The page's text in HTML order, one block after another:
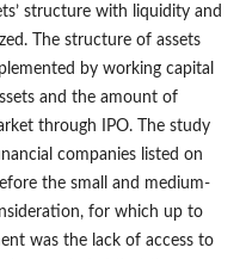
structure with liquidity and
The structure of assets
by working capital
and the amount of
through IPO. The study
companies listed on
the small and medium-
for which up to
was the lack of access to